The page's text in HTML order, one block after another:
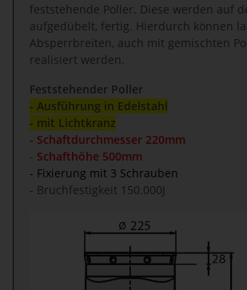
feststehende Poller. Diese werden auf
aufgedübelt, fertig. Hierdurch können
Absperrbreiten, auch mit gemischten
realisiert werden.
Feststehender Poller
- Ausführung in Edelstahl
- mit Lichtkranz
- Schaftdurchmesser 220mm
- Schafthöhe 500mm
- Fixierung mit 3 Schrauben
- Bruchfestigkeit 150.000J